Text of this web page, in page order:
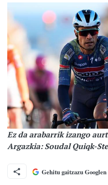
Ez da arabarrik izango
Argazkia: Soudal Quiqk-
Gehitu gaitzazu Googlen